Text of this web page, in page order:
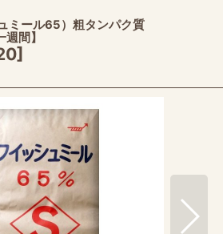
ミール65）粗タンパク質
間】
]